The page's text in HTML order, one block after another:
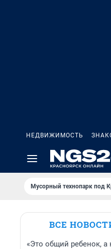
НЕДВИЖИМОСТЬ
Мусорный технопарк под
ВСЕ
«Это общий ребенок, а